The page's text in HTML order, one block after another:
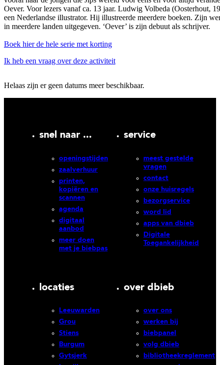
Oever. Voor lezers vanaf ca. 13 jaar. Ludwig Volbeda (Oosterhout,
een Nederlandse illustrator. Hij illustreerde meerdere boeken. Zijn
in meerdere landen uitgegeven. ‘Oever’ is zijn debuut als schrijver.
Boek hier de hele serie met korting
Ik heb een vraag over deze activiteit
Helaas zijn er geen datums meer beschikbaar.
snel naar ...
openingstijden
zaalverhuur
printen,
kopiëren en
scannen
agenda
digitaal
aanbod
meer doen
met je biebpas
service
meest gestelde
vragen
contact
onze huisregels
bezorgservice
word lid
apps van dbieb
Digitale
Toegankelijkheid
locaties
Leeuwarden
Grou
Stiens
Burgum
Gytsjerk
over dbieb
over ons
werken bij
biebpanel
volg dbieb
bibliotheekreglement